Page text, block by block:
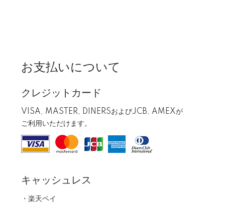
お支払いについて
クレジットカード
VISA, MASTER, DINERSおよびJCB, AMEXが
ご利用いただけます。
キャッシュレス
・楽天ペイ